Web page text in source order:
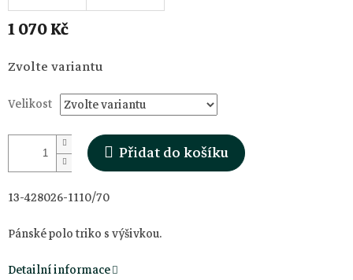
1 070 Kč
Měrná
cena:
Zvolte variantu
Velikost
Přidat do košíku
13-428026-1110/70
Pánské polo triko s výšivkou.
Detailní informace